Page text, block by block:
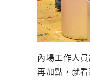
內場工作人
再加點，就